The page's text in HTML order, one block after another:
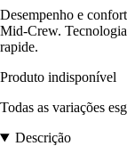
Desempenho e
Mid-Crew.
rapide.
Produto indisponível
Todas as variações
Descrição